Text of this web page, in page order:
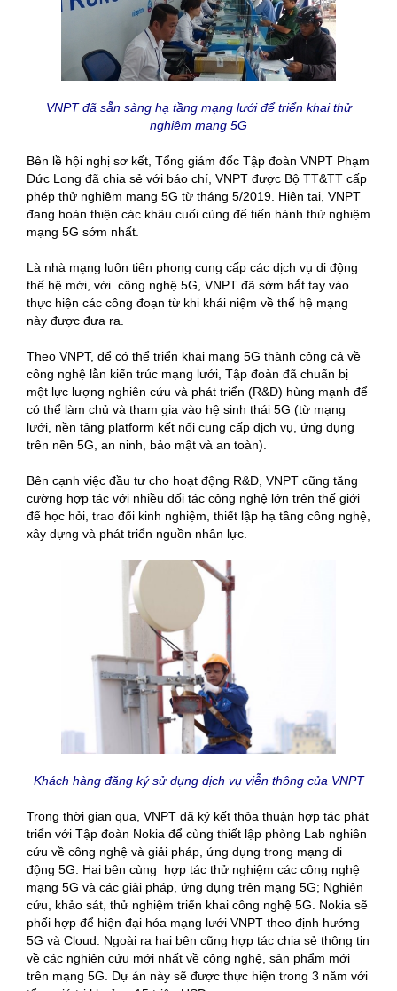
VNPT đã sẵn sàng hạ tầng mạng lưới để triển khai thử
nghiệm mạng 5G
Bên lề hội nghị sơ kết, Tổng giám đốc Tập đoàn VNPT Phạm
Đức Long đã chia sẻ với báo chí, VNPT được Bộ TT&TT cấp
phép thử nghiệm mạng 5G từ tháng 5/2019. Hiện tại, VNPT
đang hoàn thiện các khâu cuối cùng để tiến hành thử nghiệm
mạng 5G sớm nhất.
Là nhà mạng luôn tiên phong cung cấp các dịch vụ di động
thế hệ mới, với công nghệ 5G, VNPT đã sớm bắt tay vào
thực hiện các công đoạn từ khi khái niệm về thế hệ mạng
này được đưa ra.
Theo VNPT, để có thể triển khai mạng 5G thành công cả về
công nghệ lẫn kiến trúc mạng lưới, Tập đoàn đã chuẩn bị
một lực lượng nghiên cứu và phát triển (R&D) hùng mạnh để
có thể làm chủ và tham gia vào hệ sinh thái 5G (từ mạng
lưới, nền tảng platform kết nối cung cấp dịch vụ, ứng dụng
trên nền 5G, an ninh, bảo mật và an toàn).
Bên cạnh việc đầu tư cho hoạt động R&D, VNPT cũng tăng
cường hợp tác với nhiều đối tác công nghệ lớn trên thế giới
để học hỏi, trao đổi kinh nghiệm, thiết lập hạ tầng công nghệ,
xây dựng và phát triển nguồn nhân lực.
Khách hàng đăng ký sử dụng dịch vụ viễn thông của VNPT
Trong thời gian qua, VNPT đã ký kết thỏa thuận hợp tác phát
triển với Tập đoàn Nokia để cùng thiết lập phòng Lab nghiên
cứu về công nghệ và giải pháp, ứng dụng trong mạng di
động 5G. Hai bên cùng hợp tác thử nghiệm các công nghệ
mạng 5G và các giải pháp, ứng dụng trên mạng 5G; Nghiên
cứu, khảo sát, thử nghiệm triển khai công nghệ 5G. Nokia sẽ
phối hợp để hiện đại hóa mạng lưới VNPT theo định hướng
5G và Cloud. Ngoài ra hai bên cũng hợp tác chia sẻ thông tin
về các nghiên cứu mới nhất về công nghệ, sản phẩm mới
trên mạng 5G. Dự án này sẽ được thực hiện trong 3 năm với